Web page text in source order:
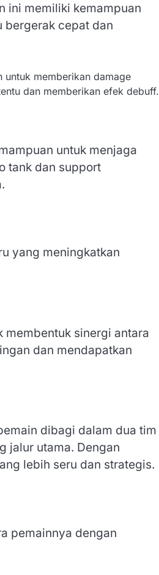
ini memiliki kemampuan
bergerak cepat dan
untuk memberikan damage
dan memberikan efek debuff.
untuk menjaga
tank dan support
yang meningkatkan
sinergi antara
dan mendapatkan
dibagi dalam dua tim
jalur utama. Dengan
lebih seru dan strategis.
pemainnya dengan